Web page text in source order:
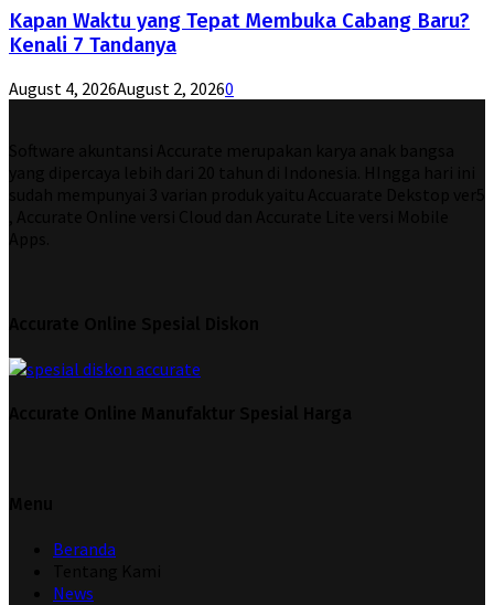
Kapan Waktu yang Tepat Membuka Cabang Baru?
Kenali 7 Tandanya
August 4, 2026August 2, 20260
Beranda
News